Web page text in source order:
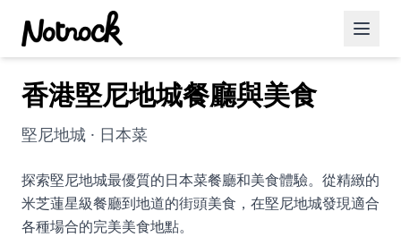
精選活動
博客文章
約會好去處
美食佳餚
香港堅尼地城餐廳與美食
堅尼地城 · 日本菜
探索堅尼地城最優質的日本菜餐廳和美食體驗。從精緻的
米芝蓮星級餐廳到地道的街頭美食，在堅尼地城發現適合
各種場合的完美美食地點。